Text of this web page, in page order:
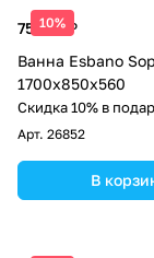
10%
75 225 ₽
Ванна Esbano
1700x850x560
Скидка 10% в
Арт. 26852
В